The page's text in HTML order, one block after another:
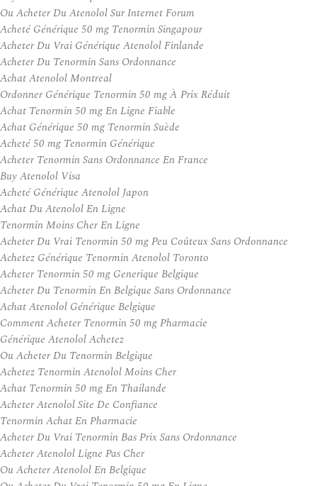
Ou Acheter Du Atenolol Sur Internet Forum
Acheté Générique 50 mg Tenormin Singapour
Acheter Du Vrai Générique Atenolol Finlande
Acheter Du Tenormin Sans Ordonnance
Achat Atenolol Montreal
Ordonner Générique Tenormin 50 mg À Prix Réduit
Achat Tenormin 50 mg En Ligne Fiable
Achat Générique 50 mg Tenormin Suède
Acheté 50 mg Tenormin Générique
Acheter Tenormin Sans Ordonnance En France
Buy Atenolol Visa
Acheté Générique Atenolol Japon
Achat Du Atenolol En Ligne
Tenormin Moins Cher En Ligne
Acheter Du Vrai Tenormin 50 mg Peu Coûteux Sans Ordonnance
Achetez Générique Tenormin Atenolol Toronto
Acheter Tenormin 50 mg Generique Belgique
Acheter Du Tenormin En Belgique Sans Ordonnance
Achat Atenolol Générique Belgique
Comment Acheter Tenormin 50 mg Pharmacie
Générique Atenolol Achetez
Ou Acheter Du Tenormin Belgique
Achetez Tenormin Atenolol Moins Cher
Achat Tenormin 50 mg En Thailande
Acheter Atenolol Site De Confiance
Tenormin Achat En Pharmacie
Acheter Du Vrai Tenormin Bas Prix Sans Ordonnance
Acheter Atenolol Ligne Pas Cher
Ou Acheter Atenolol En Belgique